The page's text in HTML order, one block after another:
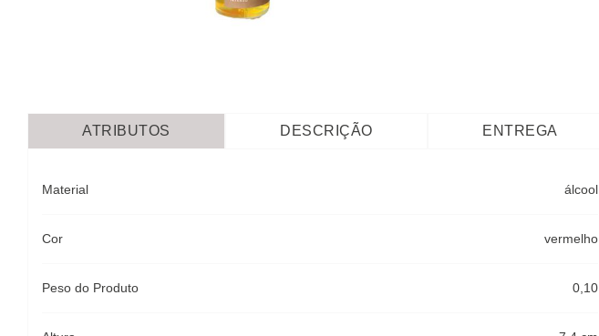
ATRIBUTOS DESCRIÇÃO ENTREGA
Material álcool
Cor vermelho
Peso do Produto 0,10